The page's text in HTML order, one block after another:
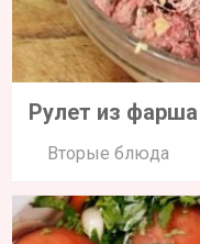
Рулет из фарша
Вторые блюда